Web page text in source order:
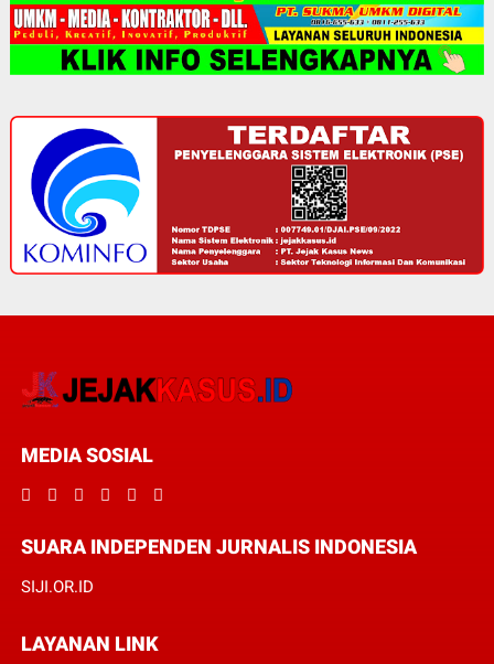
MEDIA SOSIAL
SUARA INDEPENDEN JURNALIS INDONESIA
SIJI.OR.ID
LAYANAN LINK